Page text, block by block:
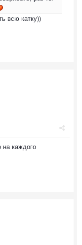
всю катку))
каждого